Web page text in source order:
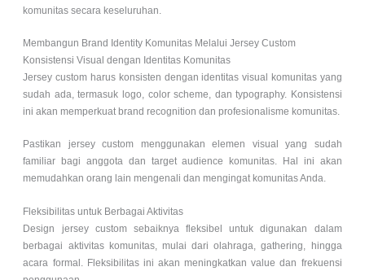
komunitas secara keseluruhan.
Membangun Brand Identity Komunitas Melalui Jersey Custom
Konsistensi Visual dengan Identitas Komunitas
Jersey custom harus konsisten dengan identitas visual komunitas yang
sudah ada, termasuk logo, color scheme, dan typography. Konsistensi
ini akan memperkuat brand recognition dan profesionalisme komunitas.
Pastikan jersey custom menggunakan elemen visual yang sudah
familiar bagi anggota dan target audience komunitas. Hal ini akan
memudahkan orang lain mengenali dan mengingat komunitas Anda.
Fleksibilitas untuk Berbagai Aktivitas
Design jersey custom sebaiknya fleksibel untuk digunakan dalam
berbagai aktivitas komunitas, mulai dari olahraga, gathering, hingga
acara formal. Fleksibilitas ini akan meningkatkan value dan frekuensi